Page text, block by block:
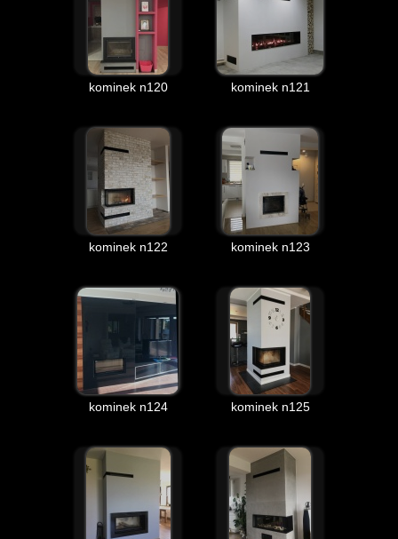
kominek n120 kominek n121
kominek n122 kominek n123
kominek n124 kominek n125